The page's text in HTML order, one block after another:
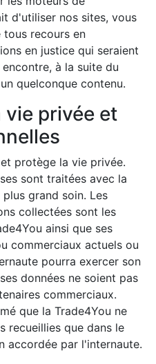
d'utiliser nos sites, vous
recours en
en justice qui seraient
à la suite du
quelconque contenu.
privée et
protège la vie privée.
sont traitées avec la
grand soin. Les
collectées sont les
ainsi que ses
commerciaux actuels ou
pourra exercer son
données ne soient pas
commerciaux.
que la Trade4You ne
recueillies que dans le
accordée par l'internaute.